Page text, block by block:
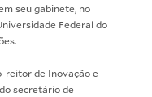
seu gabinete, no
Federal do
reitor de Inovação e
secretário de